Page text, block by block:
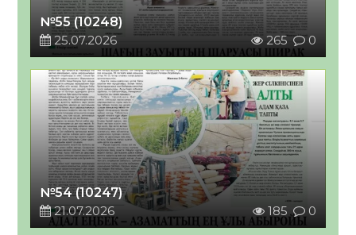
№55 (10248)
25.07.2026
265 0
№54 (10247)
21.07.2026
185 0